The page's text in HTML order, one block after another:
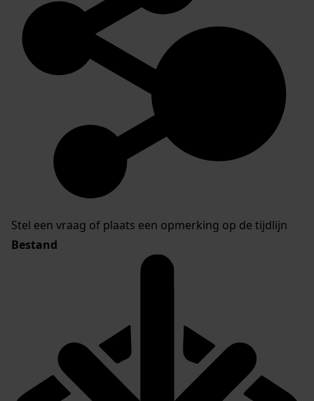
Stel een vraag of plaats een opmerking op de tijdlijn
Bestand